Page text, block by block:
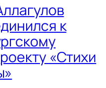
к
«Стихи